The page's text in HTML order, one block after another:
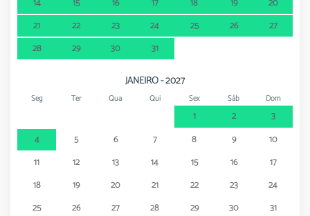
21
22 23 24 25 26
27
28
29 30 31
JANEIRO - 2027
Seg Ter Qua Qui Sex Sáb Dom
1 2
3
4
5 6 7 8 9
10
11
12 13 14 15 16
17
18
19 20 21 22 23
24
25
26 27 28 29 30 31